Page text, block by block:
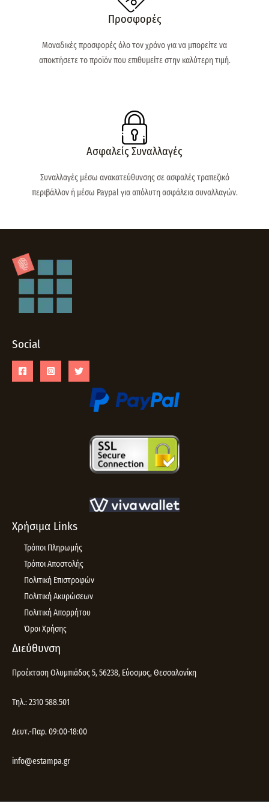
Προσφορές
Μοναδικές προσφορές όλο τον χρόνο για να μπορείτε να
αποκτήσετε το προϊόν που επιθυμείτε στην καλύτερη τιμή.
Ασφαλείς Συναλλαγές
Συναλλαγές μέσω ανακατεύθυνσης σε ασφαλές τραπεζικό
περιβάλλον ή μέσω Paypal για απόλυτη ασφάλεια συναλλαγών.
Social
Χρήσιμα Links
Τρόποι Πληρωμής
Τρόποι Αποστολής
Πολιτική Επιστροφών
Πολιτική Ακυρώσεων
Πολιτική Απορρήτου
Όροι Χρήσης
Διεύθυνση
Προέκταση Ολυμπιάδος 5, 56238, Εύοσμος, Θεσσαλονίκη
Τηλ.: 2310 588.501
Δευτ.-Παρ. 09:00-18:00
info@estampa.gr